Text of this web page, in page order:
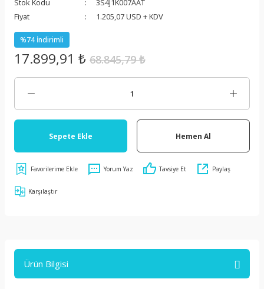
Stok Kodu
3S4J1K007AAT
Fiyat
1.205,07 USD + KDV
%74 İndirimli
17.899,91 ₺ 68.845,79 ₺
Sepete Ekle Hemen Al
Yorum Yaz Tavsiye Et Paylaş
Karşılaştır
Ürün Bilgisi